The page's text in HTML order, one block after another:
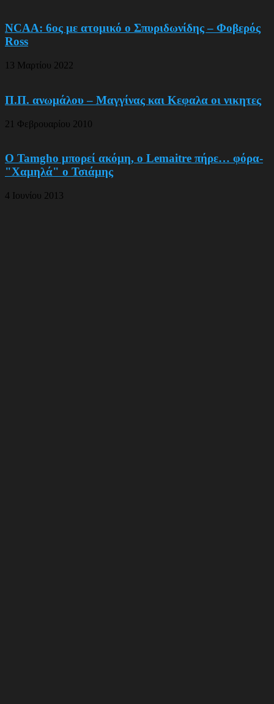
NCAA: 6ος με ατομικό ο Σπυριδωνίδης – Φοβερός
Ross
13 Μαρτίου 2022
Π.Π. ανωμάλου – Μαγγίνας και Κεφαλα οι νικητες
21 Φεβρουαρίου 2010
O Tamgho μπορεί ακόμη, ο Lemaitre πήρε… φόρα-
"Χαμηλά" ο Τσιάμης
4 Ιουνίου 2013